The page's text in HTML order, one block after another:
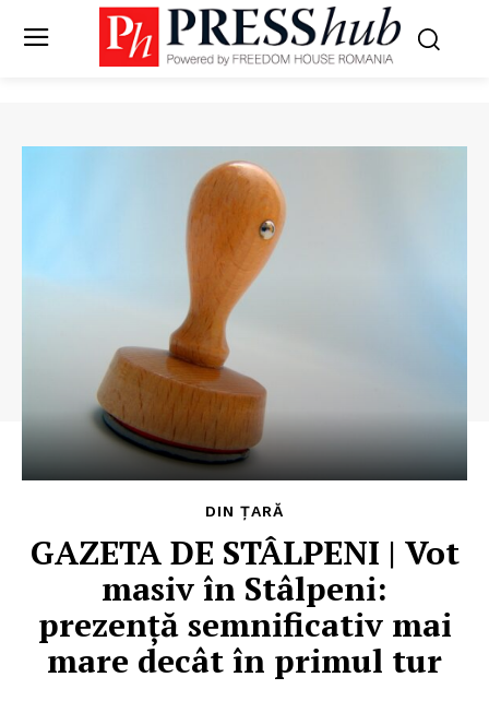
DIN ȚARĂ
GAZETA DE STÂLPENI | Vot
masiv în Stâlpeni:
prezență semnificativ mai
mare decât în primul tur